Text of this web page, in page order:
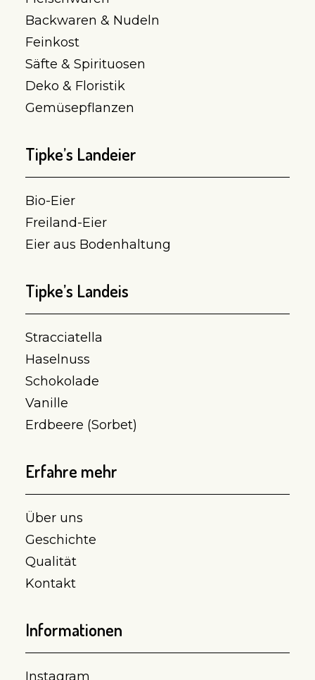
Backwaren & Nudeln
Feinkost
Säfte & Spirituosen
Deko & Floristik
Gemüsepflanzen
Tipke’s Landeier
Bio-Eier
Freiland-Eier
Eier aus Bodenhaltung
Tipke’s Landeis
Stracciatella
Haselnuss
Schokolade
Vanille
Erdbeere (Sorbet)
Erfahre mehr
Über uns
Geschichte
Qualität
Kontakt
Informationen
Instagram